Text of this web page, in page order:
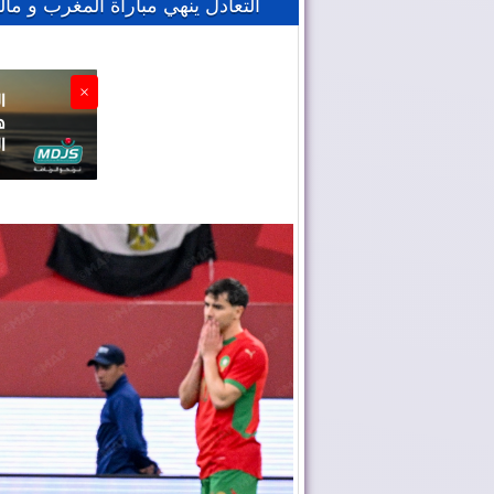
التعادل ينهي مباراة المغرب و
×